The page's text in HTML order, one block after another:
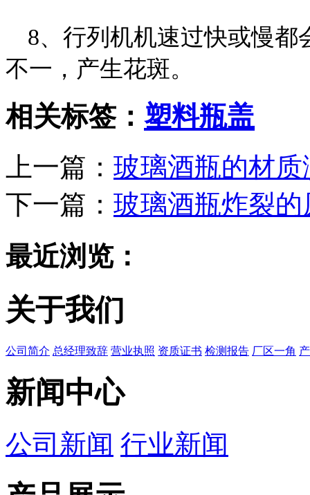
8、行列机机速过快或慢
不一，产生花斑。
相关标签： 塑料瓶盖
上一篇： 玻璃酒瓶的材
下一篇： 玻璃酒瓶炸裂的
最近浏览：
关于我们
公司简介 总经理致辞 营业执照 资质证书 检测报告 厂区一角
新闻中心
公司新闻 行业新闻